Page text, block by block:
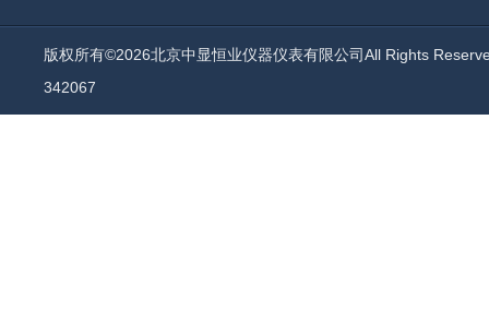
版权所有©2026北京中显恒业仪器仪表有限公司All Rights
342067